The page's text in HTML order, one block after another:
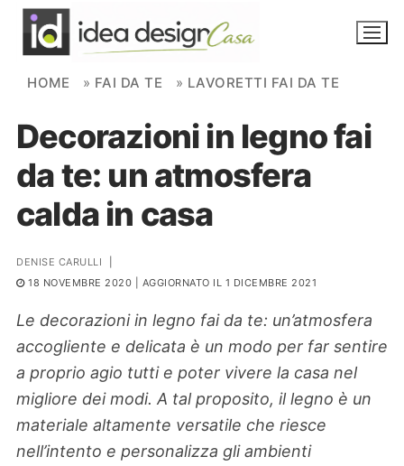
Skip to content
NOVITÀ
AMBIENTI
FAI DA TE
PIANTE
Search for:
HOME » FAI DA TE » LAVORETTI FAI DA TE
Decorazioni in legno fai
da te: un atmosfera
calda in casa
DENISE CARULLI
18 NOVEMBRE 2020 | AGGIORNATO IL 1 DICEMBRE 2021
Le decorazioni in legno fai da te: un’atmosfera
accogliente e delicata è un modo per far sentire
a proprio agio tutti e poter vivere la casa nel
migliore dei modi. A tal proposito, il legno è un
materiale altamente versatile che riesce
nell’intento e personalizza gli ambienti